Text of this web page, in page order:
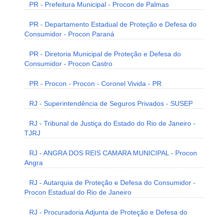
PR - Prefeitura Municipal - Procon de Palmas
PR - Departamento Estadual de Proteção e Defesa do
Consumidor - Procon Paraná
PR - Diretoria Municipal de Proteção e Defesa do
Consumidor - Procon Castro
PR - Procon - Procon - Coronel Vivida - PR
RJ - Superintendência de Seguros Privados - SUSEP
RJ - Tribunal de Justiça do Estado do Rio de Janeiro -
TJRJ
RJ - ANGRA DOS REIS CAMARA MUNICIPAL - Procon
Angra
RJ - Autarquia de Proteção e Defesa do Consumidor -
Procon Estadual do Rio de Janeiro
RJ - Procuradoria Adjunta de Proteção e Defesa do